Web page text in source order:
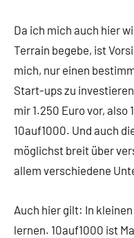
Da ich mich auch hier
Terrain begebe, ist
mich, nur einen
Start-ups zu
mir 1.250 Euro vor, also
10auf1000. Und auch
möglichst breit über
allem verschiedene
Auch hier gilt: In
lernen. 10auf1000 ist